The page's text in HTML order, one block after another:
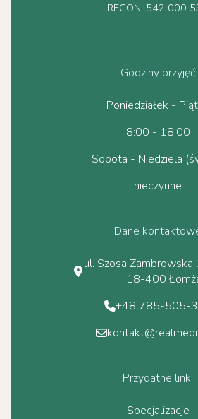
REGON: 542 000
Godziny przyjęć
Poniedziałek -
8:00 - 18:00
Sobota - Niedziela
nieczynne
Dane
ul. Szosa
18-400
+48 785-505-
Przydatne linki
Specjalizacje